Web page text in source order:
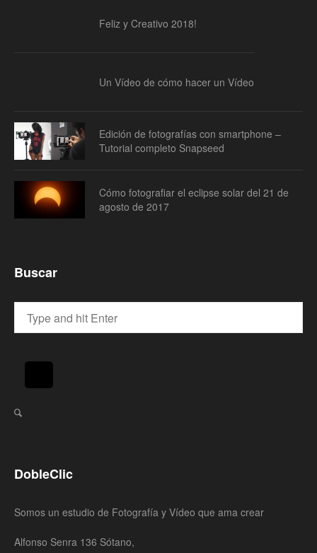
Feliz y Creativo 2018!
Un Vídeo de cómo hacer un Vídeo
Edición de fotografías con smartphone –
Tutorial completo Snapseed
Cómo fotografiar el eclipse solar del 21 de
agosto de 2017
Buscar
DobleClic
Somos un estudio de Fotografía y Vídeo que ama crear
Alfonso Senra 136 Sótano,